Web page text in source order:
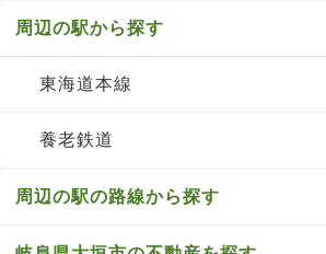
周辺の駅から探す
東海道本線
養老鉄道
周辺の駅の路線から探す